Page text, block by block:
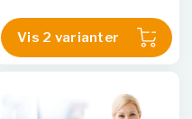
resultater takket være
Open-Mesh-funksjonen.
standardsikter med en
Vis 2 varianter